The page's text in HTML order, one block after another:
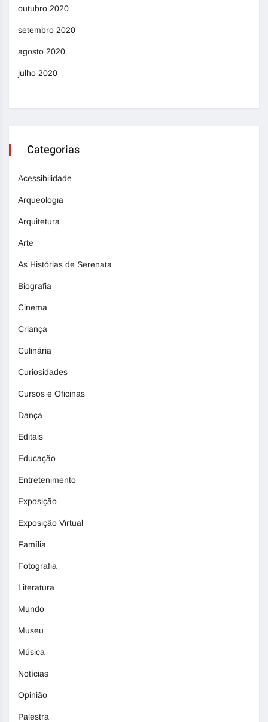
outubro 2020
setembro 2020
agosto 2020
julho 2020
Categorias
Acessibilidade
Arqueologia
Arquitetura
Arte
As Histórias de Serenata
Biografia
Cinema
Criança
Culinária
Curiosidades
Cursos e Oficinas
Dança
Editais
Educação
Entretenimento
Exposição
Exposição Virtual
Família
Fotografia
Literatura
Mundo
Museu
Música
Notícias
Opinião
Palestra